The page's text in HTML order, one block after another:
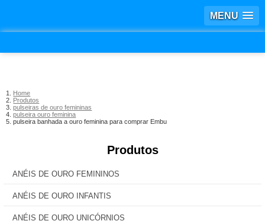
MENU
Home
Produtos
pulseiras de ouro femininas
pulseira ouro feminina
pulseira banhada a ouro feminina para comprar Embu
Produtos
ANÉIS DE OURO FEMININOS
ANÉIS DE OURO INFANTIS
ANÉIS DE OURO UNICÓRNIOS